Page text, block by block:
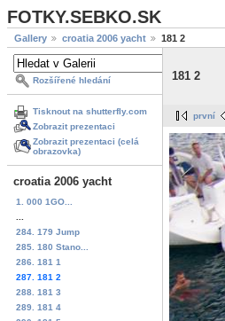
FOTKY.SEBKO.SK
Gallery croatia 2006 yacht 181 2
Rozšířené hledání
Tisknout na shutterfly.com
Zobrazit prezentaci
Zobrazit prezentaci (celá
obrazovka)
croatia 2006 yacht
1. 000 1GO...
284. 179 Jump
285. 180 Stano...
286. 181 1
287. 181 2
288. 181 3
289. 181 4
181 2
první